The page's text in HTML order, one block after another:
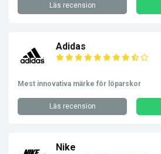
Läs recension
Adidas
Mest innovativa märke för löparskor
Läs recension
Nike